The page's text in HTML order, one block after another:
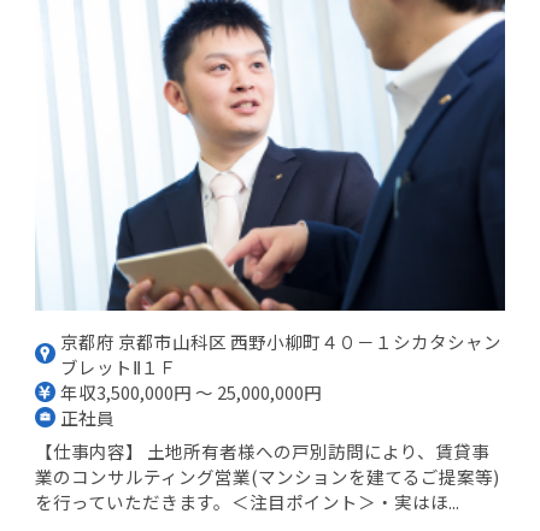
京都府 京都市山科区 西野小柳町４０－１シカタシャン
ブレットⅡ１Ｆ
年収3,500,000円 ～ 25,000,000円
正社員
【仕事内容】 土地所有者様への戸別訪問により、賃貸事
業のコンサルティング営業(マンションを建てるご提案等)
を行っていただきます。＜注目ポイント＞・実はほ...